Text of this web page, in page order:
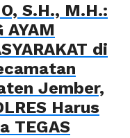
S.H., M.H.:
AYAM
di
Jember,
Harus
TEGAS